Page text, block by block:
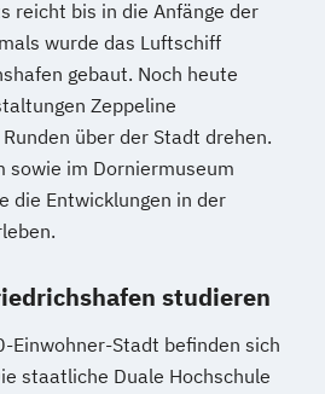
reicht bis in die Anfänge der
wurde das Luftschiff
gebaut. Noch heute
Zeppeline
über der Stadt drehen.
sowie im Dorniermuseum
die Entwicklungen in der
studieren
Einwohner-Stadt befinden sich
staatliche Duale Hochschule